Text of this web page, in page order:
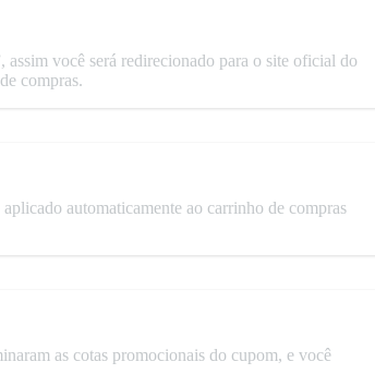
você será redirecionado para o site oficial do
compras.
automaticamente ao carrinho de compras
as cotas promocionais do cupom, e você